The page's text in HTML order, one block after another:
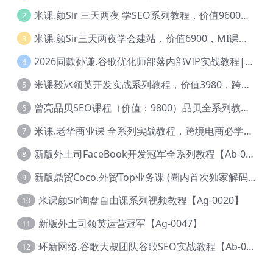
2 米课.颜Sir 三天两夜 学SEO系列教程，价值9600元，跨境人都在学 【Ag-0056】
3 米课.颜Sir三天两夜学会建站，价值6900，MI课甄选课程 【Ag-0055】
4 2026同款孙谦.谷歌优化师部落内部VIP实战教程|价值4999元全网独家解码（官方报名版本）【@034】
5 米课毅冰领英开发实战系列教程，价值3980，跨境必选【Ag-0049】
6 曾亮品贝SEO课程（价值：9800）品贝全系列教程 【Ab-0022】
7 米课.老华商业课 全系列实战教程，跨境电商必学，价值16900元【Ag-0053】
8 新版外土司FaceBook开发冠军全系列教程【Ab-0021】
9 新版鼎贸Coco.外贸Top业务课 (圈内首次独家解码|460节课)【Ag-0091】
10 米课颜Sir询盘自由课系列视频教程【Ag-0020】
11 新版外土司领英运营冠军【Ag-0047】
12 环新网络.谷歌大叔团队谷歌SEO实战教程【Ab-0024】